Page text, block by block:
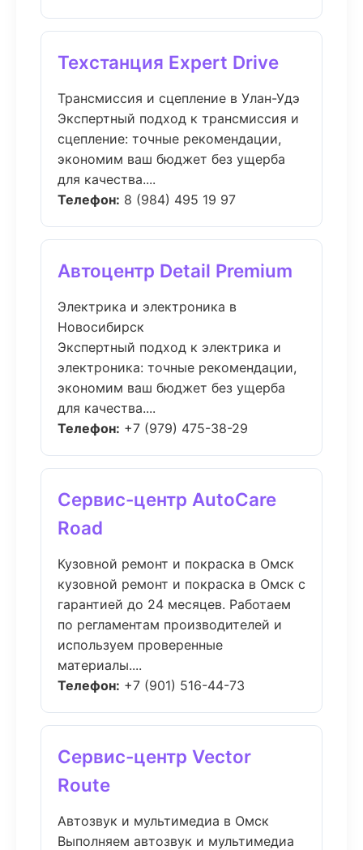
Техстанция Expert Drive
Трансмиссия и сцепление в Улан-Удэ
Экспертный подход к трансмиссия и
сцепление: точные рекомендации,
экономим ваш бюджет без ущерба
для качества....
Телефон: 8 (984) 495 19 97
Автоцентр Detail Premium
Электрика и электроника в
Новосибирск
Экспертный подход к электрика и
электроника: точные рекомендации,
экономим ваш бюджет без ущерба
для качества....
Телефон: +7 (979) 475-38-29
Сервис-центр AutoCare
Road
Кузовной ремонт и покраска в Омск
кузовной ремонт и покраска в Омск с
гарантией до 24 месяцев. Работаем
по регламентам производителей и
используем проверенные
материалы....
Телефон: +7 (901) 516-44-73
Сервис-центр Vector
Route
Автозвук и мультимедиа в Омск
Выполняем автозвук и мультимедиа